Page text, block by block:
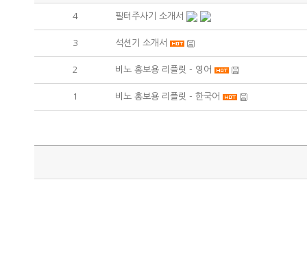
4 필터주사기 소개서
3 석션기 소개서
2 비노 홍보용 리플릿 - 영어
1 비노 홍보용 리플릿 - 한국어